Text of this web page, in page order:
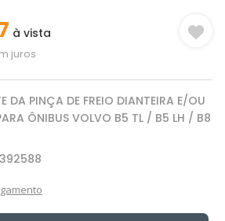
à vista
juros
DA PINÇA DE FREIO DIANTEIRA E/OU
ÔNIBUS VOLVO B5 TL / B5 LH / B8